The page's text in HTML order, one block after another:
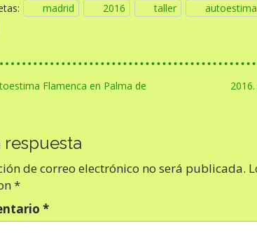
madrid 2016 taller autoestima
Flamenca en Palma de
respuesta
de correo electrónico no será publicada.
*
*